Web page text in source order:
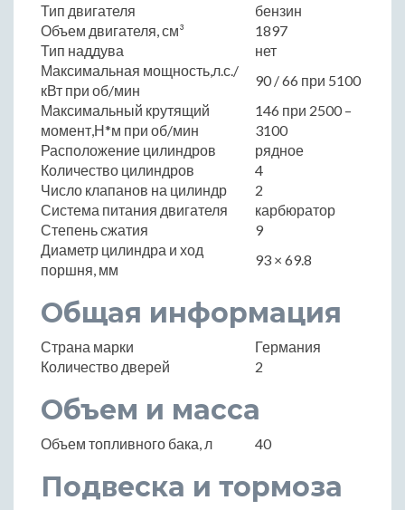
Тип двигателя
бензин
Объем двигателя, см³
1897
Тип наддува
нет
Максимальная мощность,л.с./
кВт при об/мин
90 / 66 при 5100
Максимальный крутящий
момент,Н*м при об/мин
146 при 2500 –
3100
Расположение цилиндров
рядное
Количество цилиндров
4
Число клапанов на цилиндр
2
Система питания двигателя
карбюратор
Степень сжатия
9
Диаметр цилиндра и ход
поршня, мм
93 × 69.8
Общая информация
Страна марки
Германия
Количество дверей
2
Объем и масса
Объем топливного бака, л 40
Подвеска и тормоза